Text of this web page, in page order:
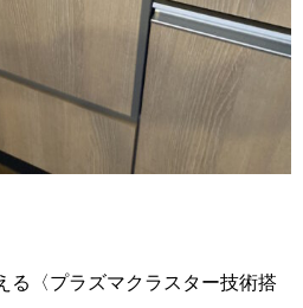
る〈プラズマクラスター技術搭